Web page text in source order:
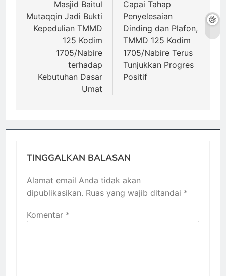
Masjid Baitul
Mutaqqin Jadi Bukti
Kepedulian TMMD
125 Kodim
1705/Nabire
terhadap
Kebutuhan Dasar
Umat
Capai Tahap
Penyelesaian
Dinding dan Plafon,
TMMD 125 Kodim
1705/Nabire Terus
Tunjukkan Progres
Positif
TINGGALKAN BALASAN
Alamat email Anda tidak akan
dipublikasikan. Ruas yang wajib ditandai *
Komentar *